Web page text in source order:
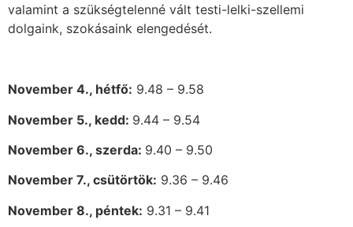
valamint a szükségtelenné vált testi-lelki-szellemi
dolgaink, szokásaink elengedését.
November 4., hétfő: 9.48 – 9.58
November 5., kedd: 9.44 – 9.54
November 6., szerda: 9.40 – 9.50
November 7., csütörtök: 9.36 – 9.46
November 8., péntek: 9.31 – 9.41